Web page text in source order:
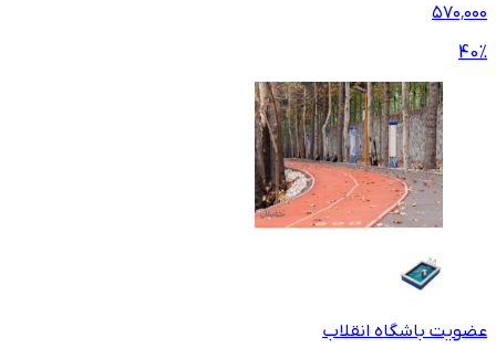
۵۷۰٬۰۰۰
40%
عضویت باشگاه انقلاب